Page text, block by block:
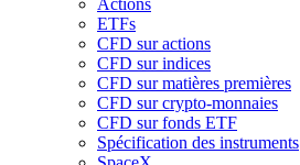
ETFs
CFD sur actions
CFD sur indices
CFD sur matières premières
CFD sur crypto-monnaies
CFD sur fonds ETF
Spécification des instruments